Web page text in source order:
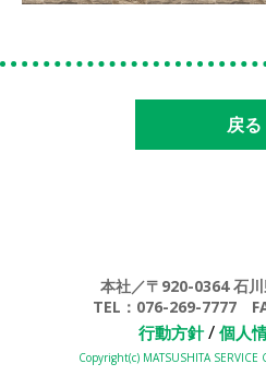
戻る
本社／〒920-0364 石
TEL：076-269-7777
行動方針/ 個人
Copyright(c) MATSUSHITA SERVICE